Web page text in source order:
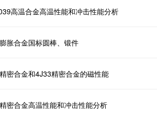
高温合金高温性能和冲击性能分析
胀合金国标圆棒、锻件
密合金和4J33精密合金的磁性能
密合金高温性能和冲击性能分析